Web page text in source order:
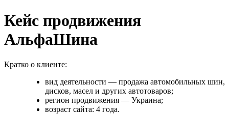
Кейс продвижения
АльфаШина
Кратко о клиенте:
вид деятельности — продажа автомобильных шин,
дисков, масел и других автотоваров;
регион продвижения — Украина;
возраст сайта: 4 года.